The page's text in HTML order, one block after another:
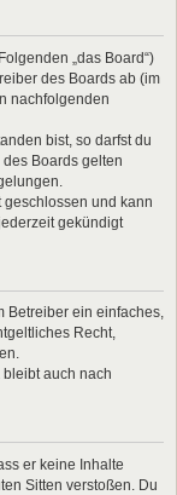
„das Board“)
des Boards ab (im
nachfolgenden
bist, so darfst du
Boards gelten
geschlossen und kann
gekündigt
Betreiber ein einfaches,
Recht,
auch nach
er keine Inhalte
Sitten verstoßen. Du